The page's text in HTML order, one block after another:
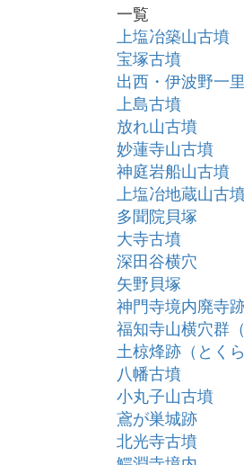
一覧
上塩冶築山古墳
宝塚古墳
出西・伊波野一
上島古墳
放れ山古墳
妙蓮寺山古墳
神庭岩船山古墳
上塩冶地蔵山古
多聞院貝塚
大寺古墳
深田谷横穴
矢野貝塚
神門寺境内廃寺
福知寺山横穴群（
土椋烽跡（とく
八幡古墳
小丸子山古墳
鳶が巣城跡
北光寺古墳